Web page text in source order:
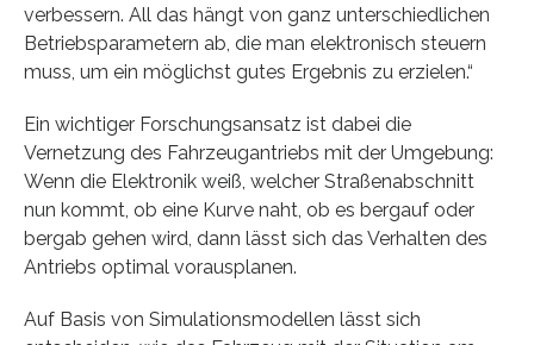
verbessern. All das hängt von ganz unterschiedlichen
Betriebsparametern ab, die man elektronisch steuern
muss, um ein möglichst gutes Ergebnis zu erzielen.“
Ein wichtiger Forschungsansatz ist dabei die
Vernetzung des Fahrzeugantriebs mit der Umgebung:
Wenn die Elektronik weiß, welcher Straßenabschnitt
nun kommt, ob eine Kurve naht, ob es bergauf oder
bergab gehen wird, dann lässt sich das Verhalten des
Antriebs optimal vorausplanen.
Auf Basis von Simulationsmodellen lässt sich